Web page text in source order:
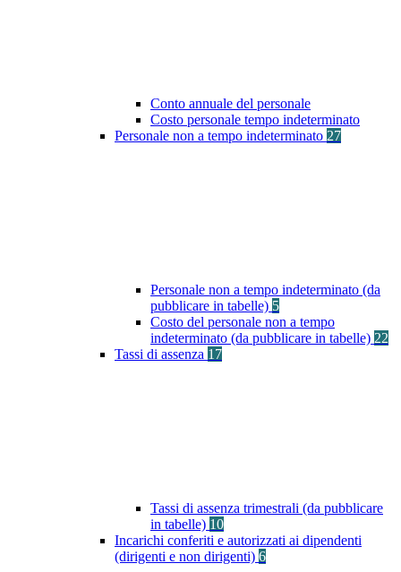
Conto annuale del personale
Costo personale tempo indeterminato
Personale non a tempo indeterminato 27
Personale non a tempo indeterminato (da
pubblicare in tabelle) 5
Costo del personale non a tempo
indeterminato (da pubblicare in tabelle) 22
Tassi di assenza 17
Tassi di assenza trimestrali (da pubblicare
in tabelle) 10
Incarichi conferiti e autorizzati ai dipendenti
(dirigenti e non dirigenti) 6